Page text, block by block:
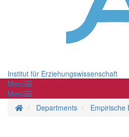
Institut für Erziehungswissenschaft
Menü
Menü
Homepage
Departments Empirische